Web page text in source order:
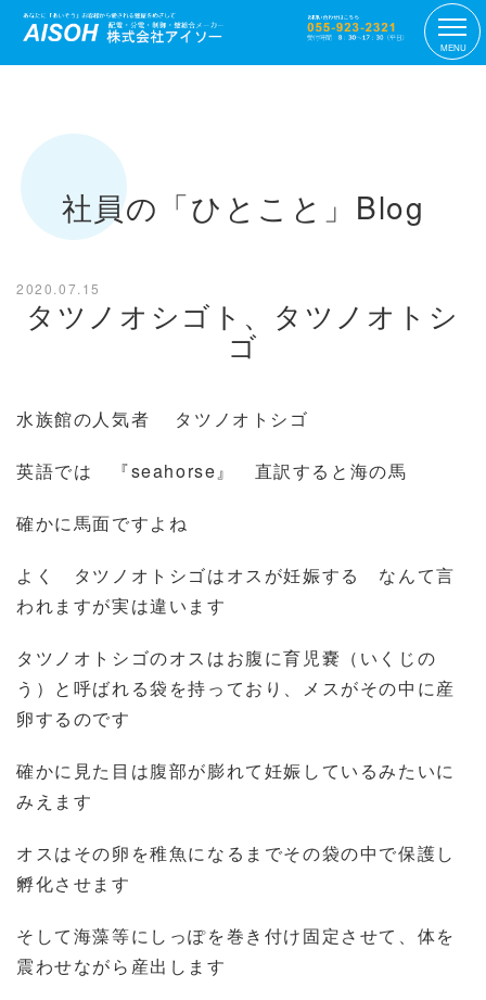
MENU
社員の「ひとこと」Blog
2020.07.15
タツノオシゴト、タツノオトシ
ゴ
水族館の人気者 タツノオトシゴ
英語では 『seahorse』 直訳すると海の馬
確かに馬面ですよね
よく タツノオトシゴはオスが妊娠する なんて言
われますが実は違います
タツノオトシゴのオスはお腹に育児嚢（いくじの
う）と呼ばれる袋を持っており、メスがその中に産
卵するのです
確かに見た目は腹部が膨れて妊娠しているみたいに
みえます
オスはその卵を稚魚になるまでその袋の中で保護し
孵化させます
そして海藻等にしっぽを巻き付け固定させて、体を
震わせながら産出します